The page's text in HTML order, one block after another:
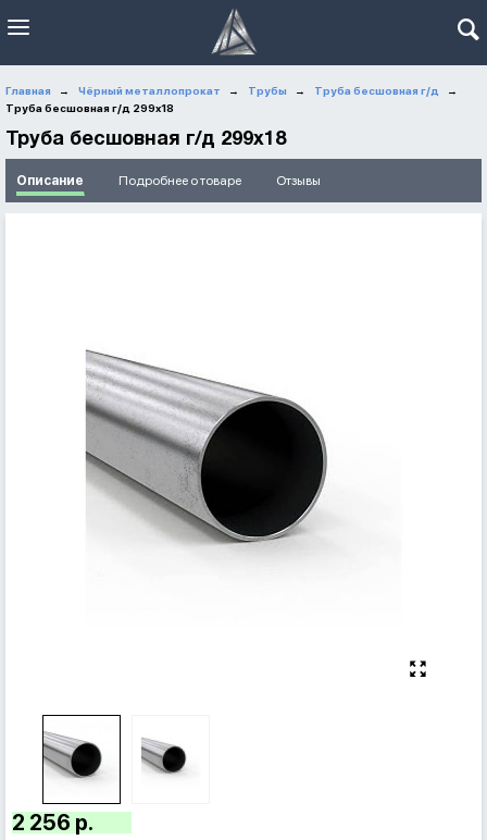
Главная → Чёрный металлопрокат → Трубы → Труба бесшовная г/д →
Труба бесшовная г/д 299х18
Труба бесшовная г/д 299х18
Описание Подробнее о товаре Отзывы
2 256 р.